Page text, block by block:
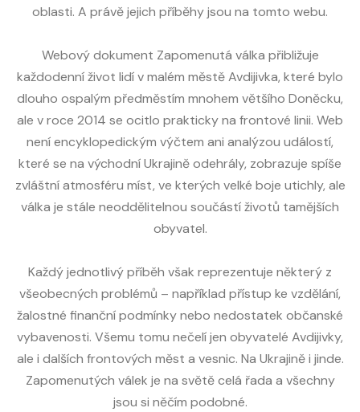
oblasti. A právě jejich příběhy jsou na tomto webu.
Webový dokument Zapomenutá válka přibližuje
každodenní život lidí v malém městě Avdijivka, které bylo
dlouho ospalým předměstím mnohem většího Doněcku,
ale v roce 2014 se ocitlo prakticky na frontové linii. Web
není encyklopedickým výčtem ani analýzou událostí,
které se na východní Ukrajině odehrály, zobrazuje spíše
zvláštní atmosféru míst, ve kterých velké boje utichly, ale
válka je stále neoddělitelnou součástí životů tamějších
obyvatel.
Každý jednotlivý příběh však reprezentuje některý z
všeobecných problémů – například přístup ke vzdělání,
žalostné finanční podmínky nebo nedostatek občanské
vybavenosti. Všemu tomu nečelí jen obyvatelé Avdijivky,
ale i dalších frontových měst a vesnic. Na Ukrajině i jinde.
Zapomenutých válek je na světě celá řada a všechny
jsou si něčím podobné.